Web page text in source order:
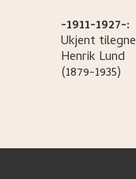
-1911-1927-:
Ukjent
Henrik Lund
(1879-1935)